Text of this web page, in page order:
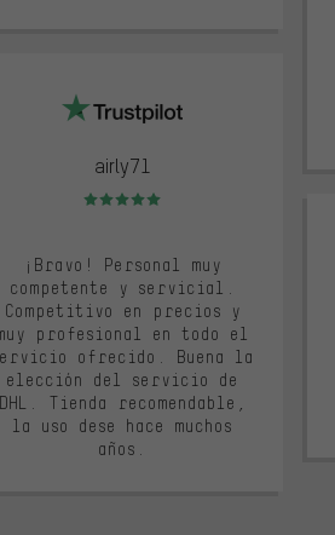
airly71
Valoración media: 5 de 5
¡Bravo! Personal muy
competente y servicial.
Competitivo en precios y
profesional en todo el
ofrecido. Buena la
elección del servicio de
DHL. Tienda recomendable,
la uso dese hace muchos
años.